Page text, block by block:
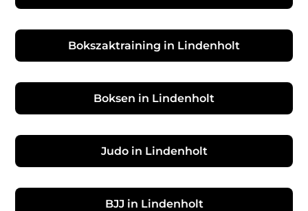
Bokszaktraining in Lindenholt
Boksen in Lindenholt
Judo in Lindenholt
BJJ in Lindenholt